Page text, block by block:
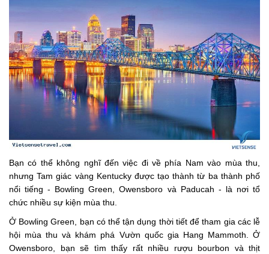
Bạn có thể không nghĩ đến việc đi về phía Nam vào mùa thu,
nhưng Tam giác vàng Kentucky được tạo thành từ ba thành phố
nổi tiếng - Bowling Green, Owensboro và Paducah - là nơi tổ
chức nhiều sự kiện mùa thu.
Ở Bowling Green, bạn có thể tận dụng thời tiết để tham gia các lễ
hội mùa thu và khám phá Vườn quốc gia Hang Mammoth. Ở
Owensboro, bạn sẽ tìm thấy rất nhiều rượu bourbon và thịt